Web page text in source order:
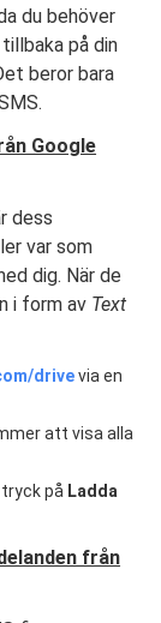
du behöver
på din
beror bara
Google
dess
var som
dig. När de
i form av Text
drivevia en
att visa alla
på Ladda
från